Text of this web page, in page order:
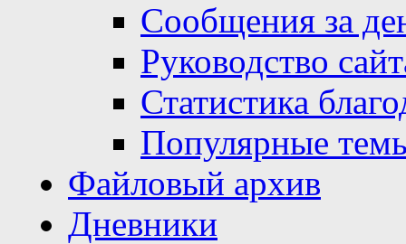
Сообщения за
Руководство
Статистика
Популярные
Файловый архив
Дневники